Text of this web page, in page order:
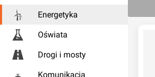
Energetyka
Oświata
Drogi i mosty
Komunikacja